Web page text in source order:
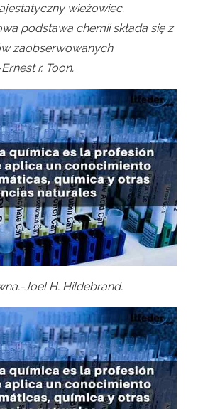
wieżowiec.
podstawa chemii składa się z
zaobserwowanych
r. Toon.
Joel H. Hildebrand.